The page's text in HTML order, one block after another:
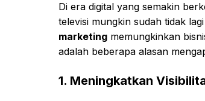
Di era digital yang semakin
televisi mungkin sudah tidak
marketing memungkinkan
adalah beberapa alasan
1. Meningkatkan